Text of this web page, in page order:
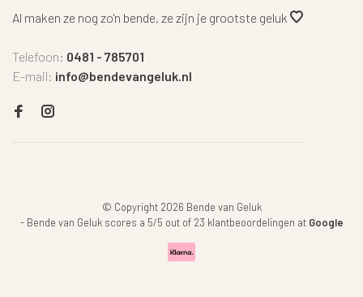
Al maken ze nog zo'n bende, ze zijn je grootste geluk
Telefoon: 0481 - 785701
E-mail: info@bendevangeluk.nl
© Copyright 2026 Bende van Geluk
- Bende van Geluk scores a 5/5 out of 23 klantbeoordelingen at Google